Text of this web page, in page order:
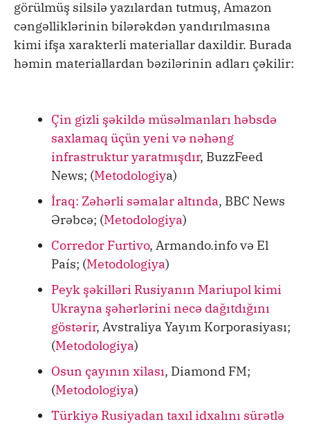
görülmüş silsilə yazılardan tutmuş, Amazon
cəngəlliklərinin bilərəkdən yandırılmasına
kimi ifşa xarakterli materiallar daxildir. Burada
həmin materiallardan bəzilərinin adları çəkilir:
Çin gizli şəkildə müsəlmanları həbsdə
saxlamaq üçün yeni və nəhəng
infrastruktur yaratmışdır, BuzzFeed
News; (Metodologiya)
İraq: Zəhərli səmalar altında, BBC News
Ərəbcə; (Metodologiya)
Corredor Furtivo, Armando.info və El
País; (Metodologiya)
Peyk şəkilləri Rusiyanın Mariupol kimi
Ukrayna şəhərlərini necə dağıtdığını
göstərir, Avstraliya Yayım Korporasiyası;
(Metodologiya)
Osun çayının xilası, Diamond FM;
(Metodologiya)
Türkiyə Rusiyadan taxıl idxalını sürətlə